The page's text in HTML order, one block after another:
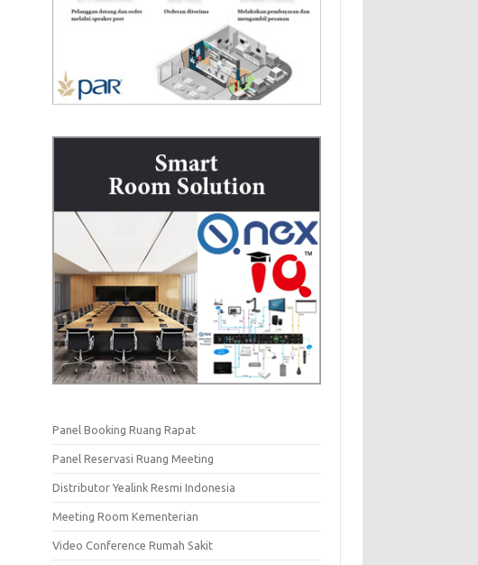
Panel Booking Ruang Rapat
Panel Reservasi Ruang Meeting
Distributor Yealink Resmi Indonesia
Meeting Room Kementerian
Video Conference Rumah Sakit